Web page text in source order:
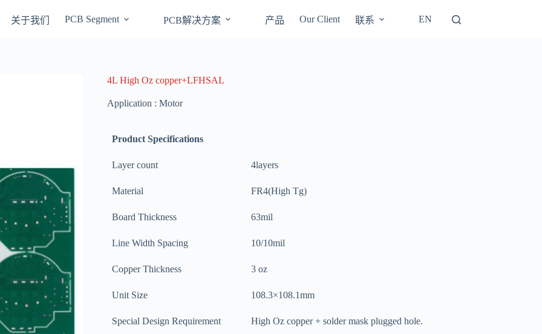
关于我们 PCB Segment PCB解决方案 产品 Our Client 联系 EN
4L High Oz copper+LFHSAL
Application : Motor
Product Specifications
Layer count 4layers
Material FR4(High Tg)
Board Thickness 63mil
Line Width Spacing 10/10mil
Copper Thickness 3 oz
Unit Size 108.3×108.1mm
Special Design Requirement High Oz copper + solder mask plugged hole.